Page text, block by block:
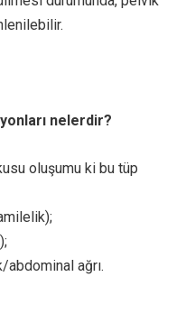
nelerdir?
oluşumu ki bu tüp
ağrı.